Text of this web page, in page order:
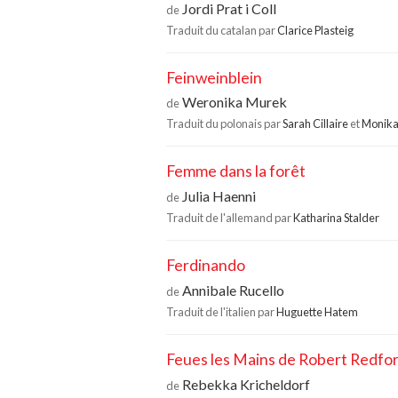
de Jordi Prat i Coll
Traduit du catalan parClarice Plasteig
Feinweinblein
deWeronika Murek
Traduit du polonais parSarah Cillaireet
Femme dans la forêt
de Julia Haenni
Traduit de l'allemand parKatharina Stalder
Ferdinando
deAnnibale Rucello
Traduit de l'italien parHuguette Hatem
Feues les Mains de Robert
de Rebekka Kricheldorf